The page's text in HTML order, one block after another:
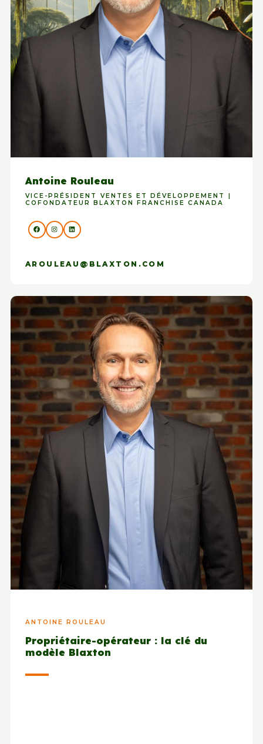
Antoine Rouleau
VICE-PRÉSIDENT VENTES ET DÉVELOPPEMENT |
COFONDATEUR BLAXTON FRANCHISE CANADA
AROULEAU@BLAXTON.COM
ANTOINE ROULEAU
Propriétaire-opérateur : la clé du
modèle Blaxton